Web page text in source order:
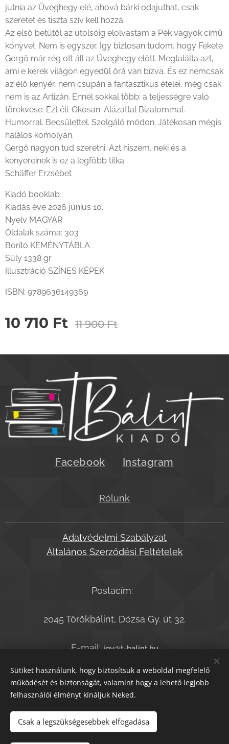
jutnia az Üveghegy elé, ahová bárki odajuthat, csak
szeretet és tiszta szív kell hozzá.
Az első betűtől az utolsóig elolvastam a Pék vagyok című
könyvet. Nem is egyszer. Így biztosan tudom, hogy Fekete
Gergő már rég ott áll az Üveghegy előtt. Megtalálta azt,
ami e kerek világon egyedül őrá van bízva. És ez nemcsak
az élő kenyér, nem csupán a fantasztikus ételei, még csak
nem is az Artizán. Ennél sokkal több: a teljességre való
törekvése. Ezt éli. Okosan. Alázattal Bizalommal.
Humorral. Becsülettel. Szolgáló módon. Játékosan mégis
halálos komolyan.
Gergő nagyon tud szeretni. Azt hiszem, neki és a
kenyereinek is ez a legfőbb titka.
Schäffer Erzsébet
Kiadó booklab
Kiadás éve 2026 június 10.
Nyelv MAGYAR
Oldalak száma: 303
Borító KEMÉNYTÁBLA
Súly 1338 gr
Illusztráció SZÍNES KÉPEK
ISBN: 9789636149369
10 710 Ft 11 900Ft
Facebook Instagram
Rólunk
Adatvédelmi Szabályzat
Általános Szerződési Feltételek
Postacím:
2045 Törökbálint, Dózsa Gy. út 32.
E-mail: jgy@t-balint.hu
Telefonszám:+36-20-9364050
Sütik
Sütiket használunk, hogy biztosítsuk a weboldal megfelelő
működését és biztonságát, valamint hogy a lehető legjobb
felhasználói élményt kínáljuk Neked.
Csak a legszükségesebbek elfogadása